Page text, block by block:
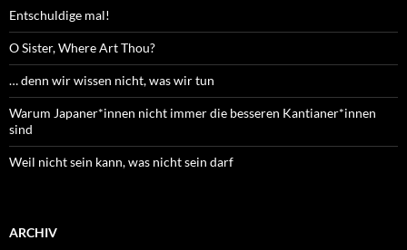
Entschuldige mal!
O Sister, Where Art Thou?
… denn wir wissen nicht, was wir tun
Warum Japaner*innen nicht immer die besseren Kantianer*innen
sind
Weil nicht sein kann, was nicht sein darf
ARCHIV